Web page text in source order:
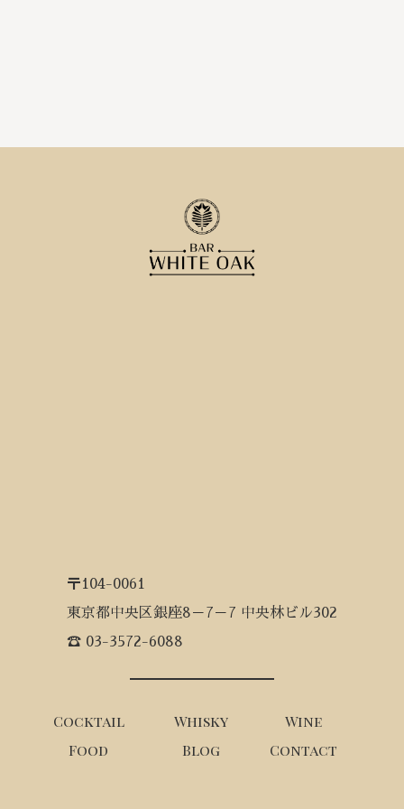
〒104-0061
東京都中央区銀座8－7－7 中央林ビル302
☎ 03-3572-6088
Cocktail Whisky
Wine
Food
Blog Contact